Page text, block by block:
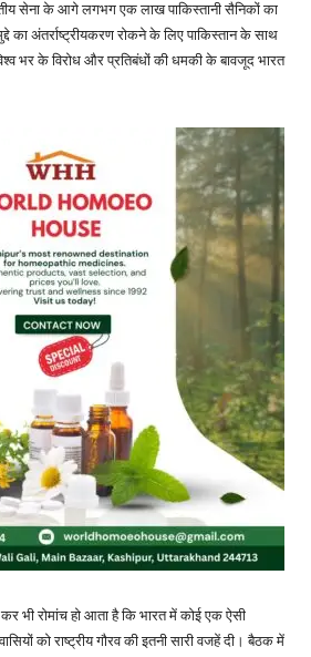
सेना के आगे लगभग एक लाख पाकिस्तानी सैनिकों का
का अंतर्राष्ट्रीयकरण रोकने के लिए पाकिस्तान के साथ
भर के विरोध और प्रतिबंधों की धमकी के बावजूद भारत
भी रोमांच हो आता है कि भारत में कोई एक ऐसी
को राष्ट्रीय गौरव की इतनी सारी वजहें दी। बैठक में